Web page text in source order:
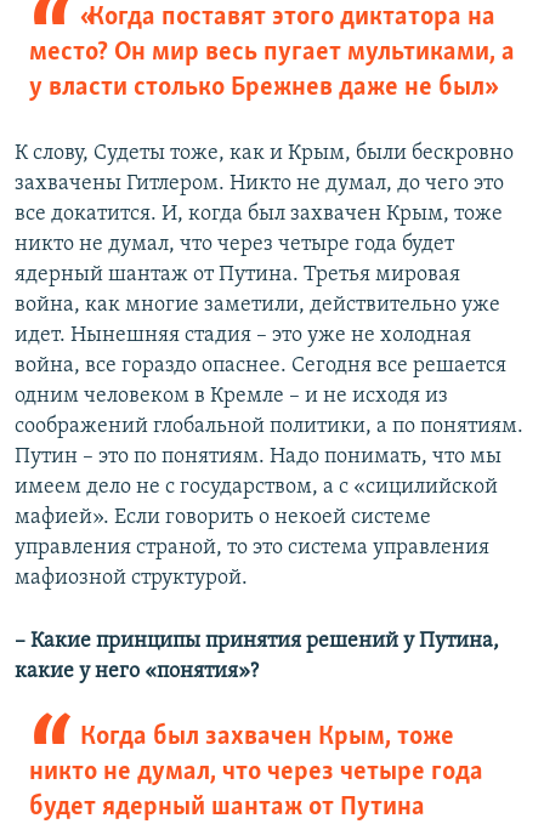
«Когда поставят этого диктатора на
место? Он мир весь пугает мультиками, а
у власти столько Брежнев даже не был»
К слову, Судеты тоже, как и Крым, были бескровно
захвачены Гитлером. Никто не думал, до чего это
все докатится. И, когда был захвачен Крым, тоже
никто не думал, что через четыре года будет
ядерный шантаж от Путина. Третья мировая
война, как многие заметили, действительно уже
идет. Нынешняя стадия – это уже не холодная
война, все гораздо опаснее. Сегодня все решается
одним человеком в Кремле – и не исходя из
соображений глобальной политики, а по понятиям.
Путин – это по понятиям. Надо понимать, что мы
имеем дело не с государством, а с «сицилийской
мафией». Если говорить о некоей системе
управления страной, то это система управления
мафиозной структурой.
– Какие принципы принятия решений у Путина,
какие у него «понятия»?
Когда был захвачен Крым, тоже
никто не думал, что через четыре года
будет ядерный шантаж от Путина